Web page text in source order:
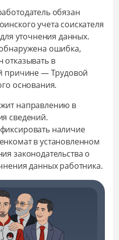
обязан
учета соискателя
уточнения данных.
ошибка,
отказывать в
причине — Трудовой
основания.
направлению в
сведений.
наличие
в установленном
законодательства о
данных работника.